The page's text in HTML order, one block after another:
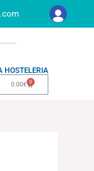
HOSTELERIA
0.00€ 0
Carrito